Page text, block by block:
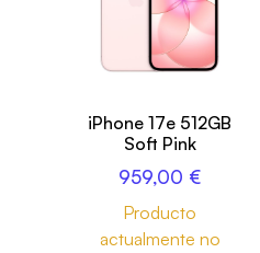
iPhone 17e 512GB
Soft Pink
959,00 €
Producto
actualmente no